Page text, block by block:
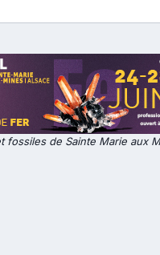
fossiles de Sainte Marie aux